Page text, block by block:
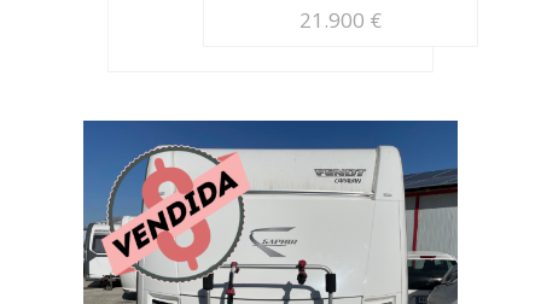
21.900 €